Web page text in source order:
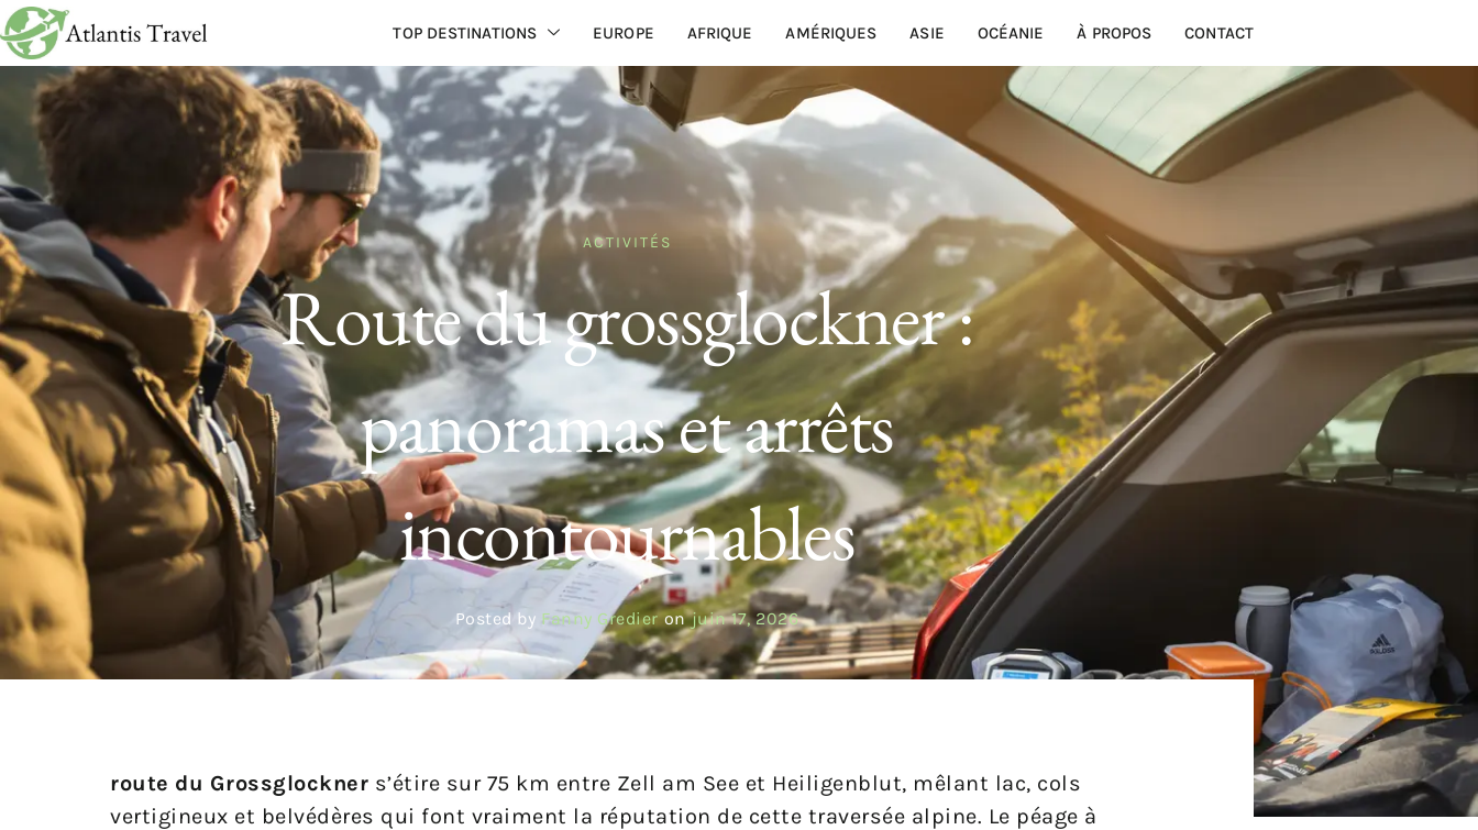
TOP DESTINATIONS EUROPE AFRIQUE AMÉRIQUES ASIE OCÉANIE À PROPOS CONTACT
ACTIVITÉS
Route du grossglockner :
panoramas et arrêts
incontournables
Posted by Fanny Gredier on juin 17, 2026
route du Grossglockner s’étire sur 75 km entre Zell am See et Heiligenblut, mêlant lac, cols
vertigineux et belvédères qui font vraiment la réputation de cette traversée alpine. Le péage à